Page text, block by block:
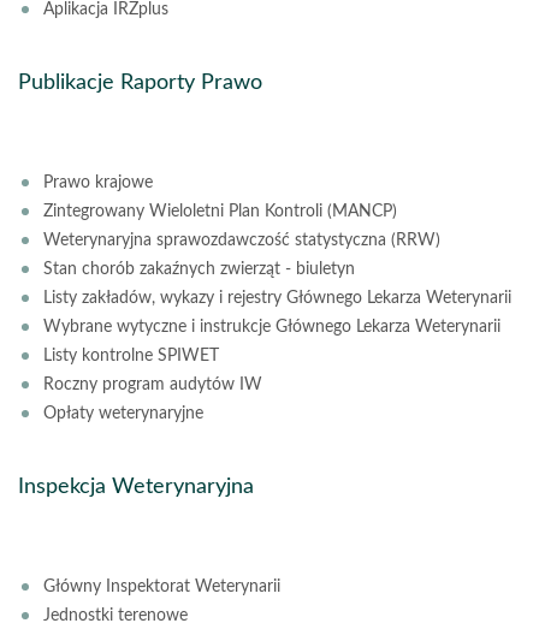
Aplikacja IRZplus
Publikacje Raporty Prawo
Prawo krajowe
Zintegrowany Wieloletni Plan Kontroli (MANCP)
Weterynaryjna sprawozdawczość statystyczna (RRW)
Stan chorób zakaźnych zwierząt - biuletyn
Listy zakładów, wykazy i rejestry Głównego Lekarza Weterynarii
Wybrane wytyczne i instrukcje Głównego Lekarza Weterynarii
Listy kontrolne SPIWET
Roczny program audytów IW
Opłaty weterynaryjne
Inspekcja Weterynaryjna
Główny Inspektorat Weterynarii
Jednostki terenowe